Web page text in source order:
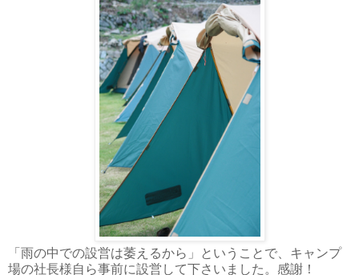
「雨の中での設営は萎えるから」ということで、キャンプ
場の社長様自ら事前に設営して下さいました。感謝！